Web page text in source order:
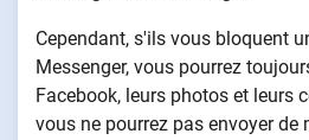
Cependant, s'ils vous bloquent
Messenger, vous pourrez
Facebook, leurs photos et leurs
vous ne pourrez pas envoyer de